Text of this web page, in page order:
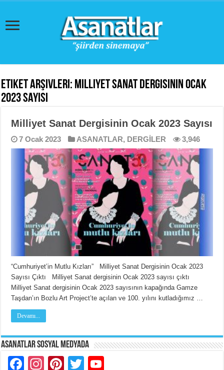
Etiket Arşivleri: Milliyet Sanat Dergisinin Ocak
2023 Sayısı
Milliyet Sanat Dergisinin Ocak 2023 Sayısı
7 Ocak 2023 ASANATLAR, DERGİLER 3,946
“Cumhuriyet’in Mutlu Kızları” Milliyet Sanat Dergisinin Ocak 2023
Sayısı Çıktı Milliyet Sanat dergisinin Ocak 2023 sayısı çıktı
Milliyet Sanat dergisinin Ocak 2023 sayısının kapağında Gamze
Taşdan’ın Bozlu Art Project’te açılan ve 100. yılını kutladığımız …
Devamı...
Asanatlar Sosyal Medyada
Facebook
Instagram
Pinterest
Twitter